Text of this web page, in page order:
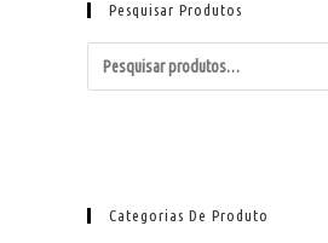
Pesquisar Produtos
Categorias De Produto